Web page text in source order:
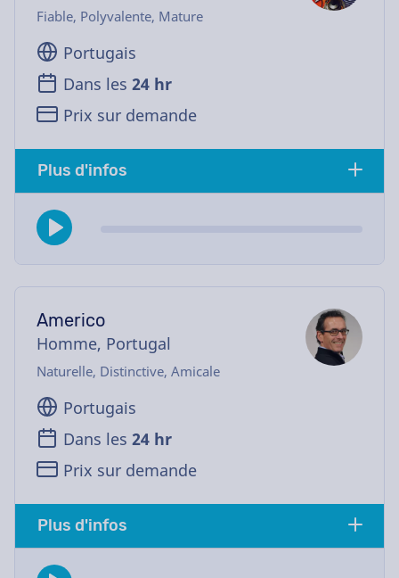
Fiable, Polyvalente, Mature
Portugais
Dans les 24 hr
Prix sur demande
Plus d'infos
Americo
Homme, Portugal
Naturelle, Distinctive, Amicale
Portugais
Dans les 24 hr
Prix sur demande
Plus d'infos